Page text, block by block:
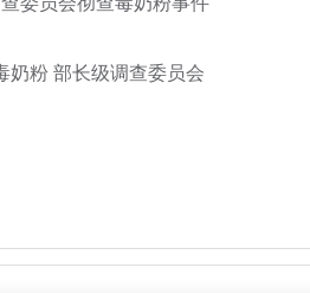
奶粉 部长级调查委员会